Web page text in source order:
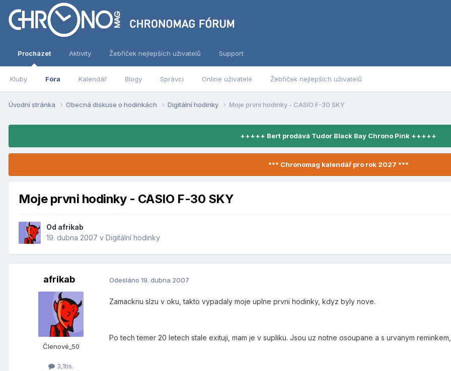
Procházet
Kluby Fóra Kalendář Blogy Správci Online uživatelé Žebříček nejlepších uživatelů
Aktivity Žebříček nejlepších uživatelů Support
Úvodní stránka Obecná diskuse o hodinkách Digitální hodinky Moje prvni hodinky - CASIO F-30 SKY
+++++ Bert prodává Tudor Black Bay Chrono Pink +++++
*** Chronomag kalendář pro rok 2027 ***
Moje prvni hodinky - CASIO F-30 SKY
Od afrikab
19. dubna 2007 v Digitální hodinky
afrikab
Členové_50
3,1tis.
Odesláno 19. dubna 2007
Zamacknu slzu v oku, takto vypadaly moje uplne prvni hodinky, kdyz byly nove.
Po tech temer 20 letech stale exituji, mam je v supliku. Jsou uz notne osoupane a s urvanym